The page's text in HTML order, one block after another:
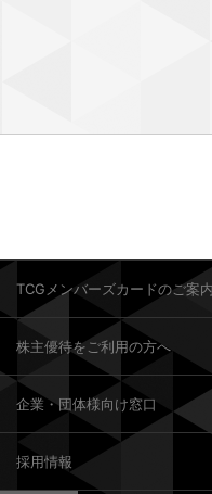
TCGメンバーズカードのご案内
株主優待をご利用の方へ
企業・団体様向け窓口
採用情報